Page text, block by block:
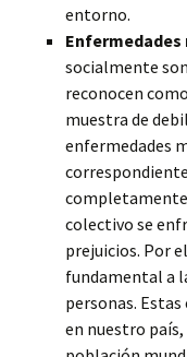
entorno.
socialmente
reconocen
muestra de
enfermedades
completamente
colectivo se
prejuicios. Por
fundamental a
personas.
en nuestro país,